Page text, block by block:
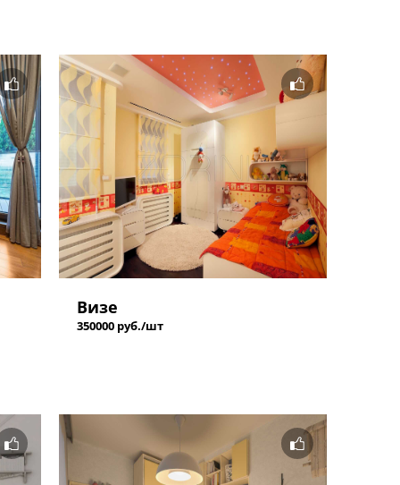
Визе
350000 руб./шт